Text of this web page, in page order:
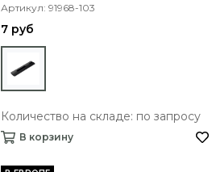
Артикул: 91968-103
7 руб
Количество на складе: по запросу
В корзину